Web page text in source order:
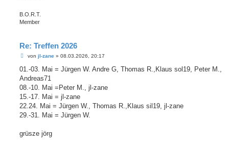
B.O.R.T.
Member
Re: Treffen 2026
B
i
r
a
von jl-zane» 08.03.2026, 20:17
01.-03. Mai = Jürgen W. Andre G, Thomas R.,Klaus sol19, Peter M.,
Andreas71
08.-10. Mai =Peter M., jl-zane
15.-17. Mai = jl-zane
22.24. Mai = Jürgen W., Thomas R.,Klaus sil19, jl-zane
29.-31. Mai = Jürgen W.
grüsze jörg